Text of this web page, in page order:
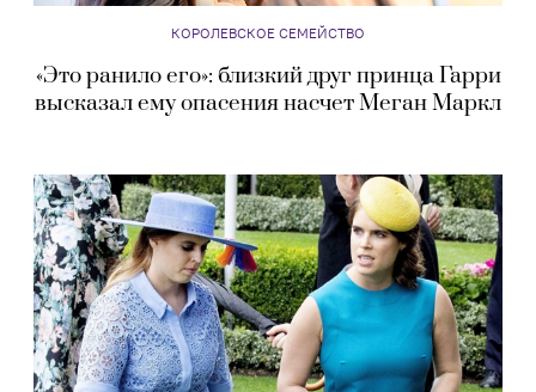
КОРОЛЕВСКОЕ СЕМЕЙСТВО
«Это ранило его»: близкий друг принца Гарри
высказал ему опасения насчет Меган Маркл